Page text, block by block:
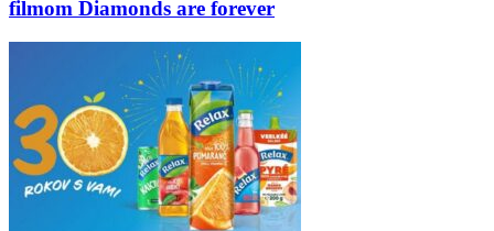
filmom Diamonds are forever